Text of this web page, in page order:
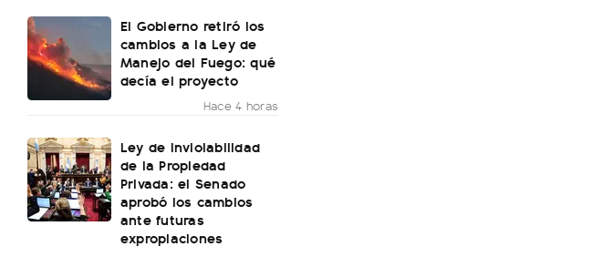
El Gobierno retiró los
cambios a la Ley de
Manejo del Fuego: qué
decía el proyecto
Hace 4 horas
Ley de Inviolabilidad
de la Propiedad
Privada: el Senado
aprobó los cambios
ante futuras
expropiaciones